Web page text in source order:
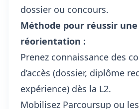
dossier ou concours.
Méthode pour réussir
réorientation :
Prenez connaissance des
d’accès (dossier, diplôme
expérience) dès la L2.
Mobilisez Parcoursup ou